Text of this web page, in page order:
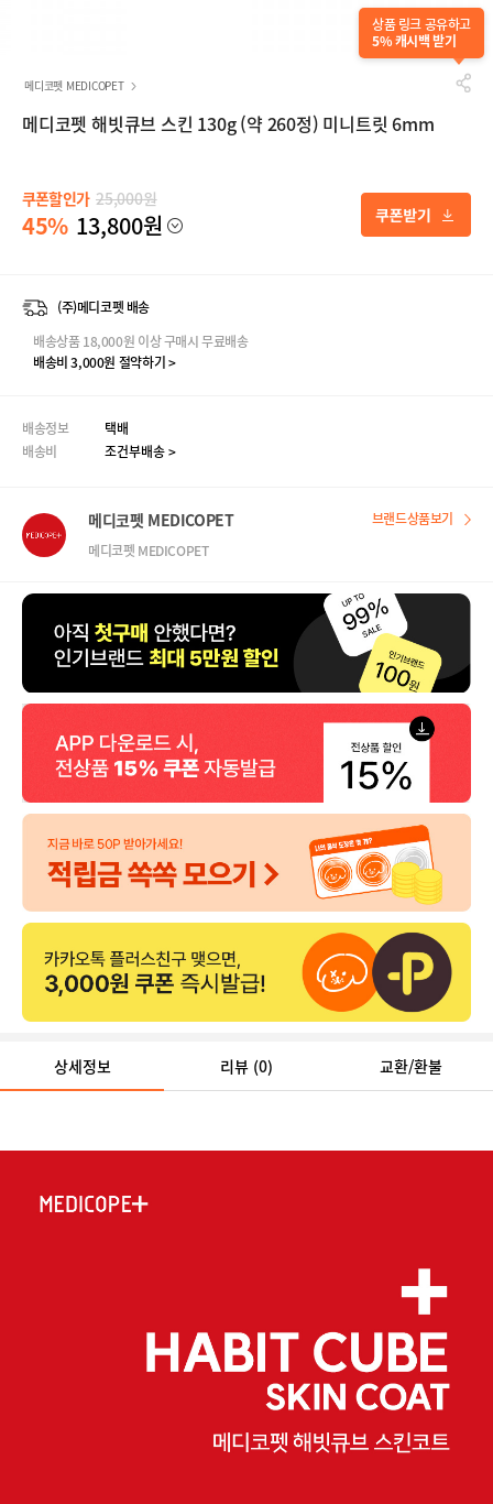
상품 링크 공유하고
5% 캐시백 받기
메디코펫 MEDICOPET
메디코펫 해빗큐브 스킨 130g (약 260정) 미니트릿 6mm
쿠폰할인가 25,000원
45% 13,800원
(주)메디코펫 배송
배송상품 18,000원 이상 구매시 무료배송
배송비 3,000원 절약하기 >
배송정보
택배
배송비
조건부배송 >
메디코펫 MEDICOPET
메디코펫 MEDICOPET
브랜드상품보기
상세정보 리뷰 (0) 교환/환불